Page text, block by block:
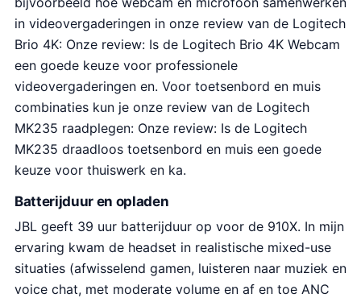
in videovergaderingen in onze review van de Logitech
Brio 4K: Onze review: Is de Logitech Brio 4K Webcam
een goede keuze voor professionele
videovergaderingen en. Voor toetsenbord en muis
combinaties kun je onze review van de Logitech
MK235 raadplegen: Onze review: Is de Logitech
MK235 draadloos toetsenbord en muis een goede
keuze voor thuiswerk en ka.
Batterijduur en opladen
JBL geeft 39 uur batterijduur op voor de 910X. In mijn
ervaring kwam de headset in realistische mixed-use
situaties (afwisselend gamen, luisteren naar muziek en
voice chat, met moderate volume en af en toe ANC